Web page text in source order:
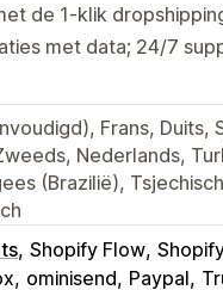
de 1-klik
met data; 24/7
Frans, Duits,
Nederlands,
(Brazilië),
Shopify Flow
ominisend Paypal